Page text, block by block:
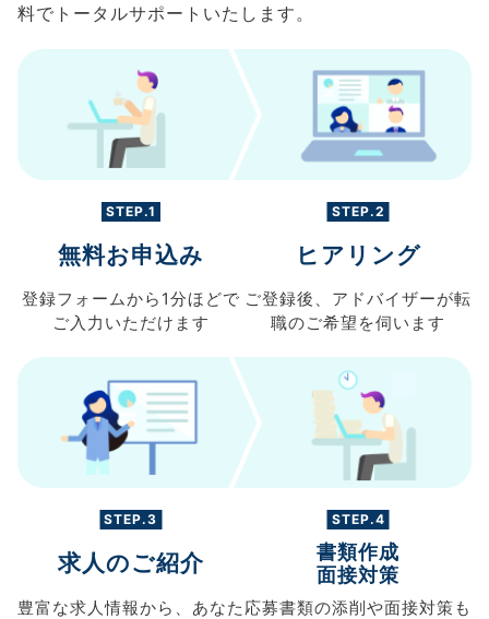
料でトータルサポートいたします。
STEP.1
無料お申込み
登録フォームから 1分ほどで
ご入力 いただけます
STEP.2
ヒアリング
ご登録後、 アドバイザーが転
職のご希望を伺います
STEP.3
求人のご紹介
豊富な求人情報から、 あなた
STEP.4
書類作成
面接対策
応募書類の添削や面接対策も